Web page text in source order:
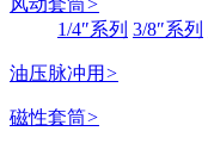
风动套筒>
1/4″系列 3/8″系列
油压脉冲用 >
磁性套筒>